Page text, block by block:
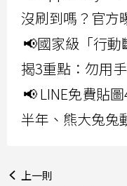
沒刷到嗎？官方
📢國家級「行動
揭3重點：勿用
📢 LINE免費貼
半年、熊大兔兔
上一則